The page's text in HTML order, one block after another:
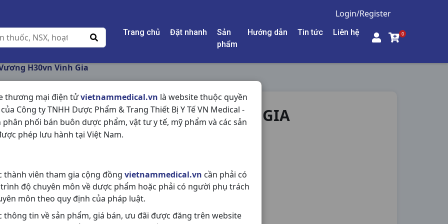
Login/Register
Trang chủ Đặt nhanh
Sản
phẩm
Hướng dẫn Tin tức Liên hệ 0
thương mại điện tửvietnammedical.vn là website thuộc quyền
Công ty TNHH Dược Phẩm & Trang Thiết Bị Y Tế VN Medical -
phân phối bán buôn dược phẩm, vật tư y tế, mỹ phẩm và các sản
phép lưu hành tại Việt Nam.
thành viên tham gia cộng đồng vietnammedical.vn cần phải có
độ chuyên môn về dược phẩm hoặc phải có người phụ trách
môn theo quy định của pháp luật.
thông tin về sản phẩm, giá bán, ưu đãi được đăng trên website
H30vn Vinh Gia
NỮ VƯƠNG H30VN VINH GIA
NSX:Vinh Gia
Chia sẻ qua mạng xã hội: